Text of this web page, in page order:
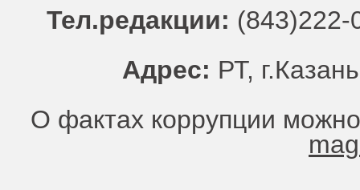
Тел.редакции:
Адрес: РТ,
О фактах коррупции